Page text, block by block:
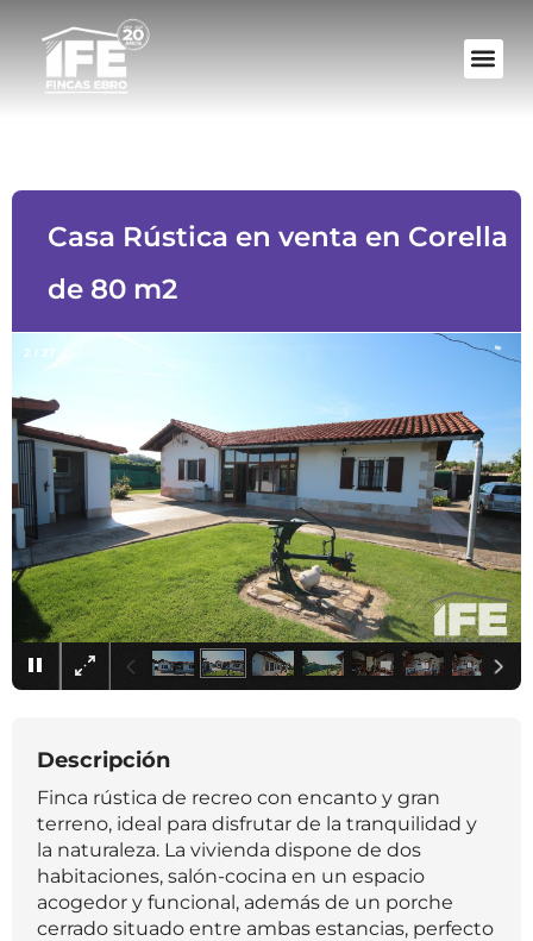
Casa Rústica en venta en Corella
de 80 m2
×
2 / 27
Descripción
Finca rústica de recreo con encanto y gran
terreno, ideal para disfrutar de la tranquilidad y
la naturaleza. La vivienda dispone de dos
habitaciones, salón-cocina en un espacio
acogedor y funcional, además de un porche
cerrado situado entre ambas estancias, perfecto